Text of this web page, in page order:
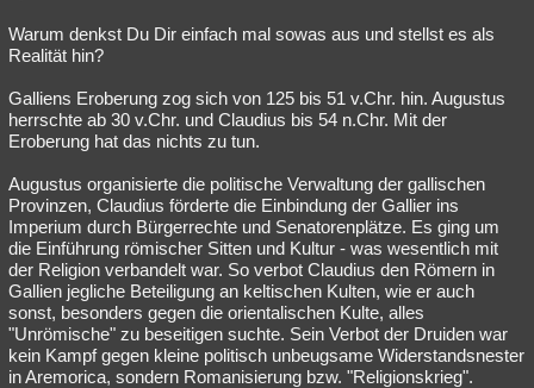
Warum denkst Du Dir einfach mal sowas aus und stellst es als
Realität hin?
Galliens Eroberung zog sich von 125 bis 51 v.Chr. hin. Augustus
herrschte ab 30 v.Chr. und Claudius bis 54 n.Chr. Mit der
Eroberung hat das nichts zu tun.
Augustus organisierte die politische Verwaltung der gallischen
Provinzen, Claudius förderte die Einbindung der Gallier ins
Imperium durch Bürgerrechte und Senatorenplätze. Es ging um
die Einführung römischer Sitten und Kultur - was wesentlich mit
der Religion verbandelt war. So verbot Claudius den Römern in
Gallien jegliche Beteiligung an keltischen Kulten, wie er auch
sonst, besonders gegen die orientalischen Kulte, alles
"Unrömische" zu beseitigen suchte. Sein Verbot der Druiden war
kein Kampf gegen kleine politisch unbeugsame Widerstandsnester
in Aremorica, sondern Romanisierung bzw. "Religionskrieg".